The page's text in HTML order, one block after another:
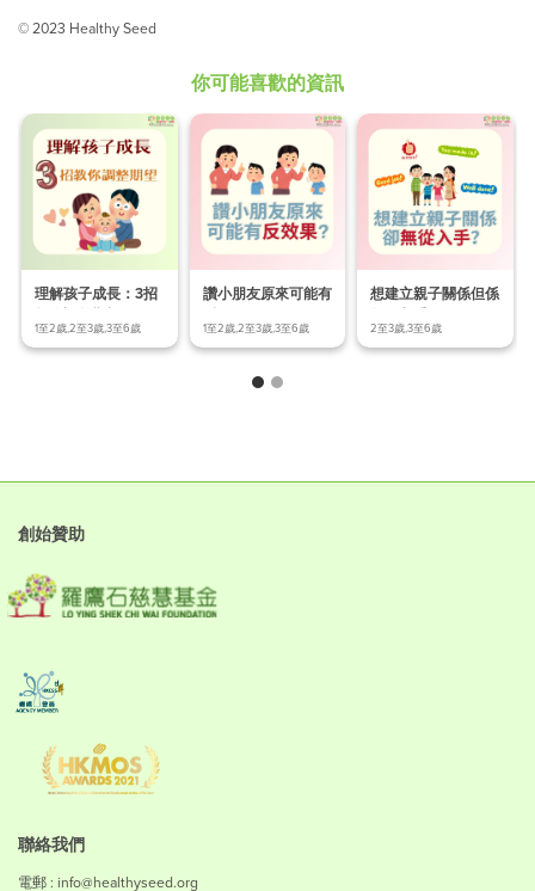
© 2023 Healthy Seed
你可能喜歡的資訊
理解孩子成長：3招
教你調整期望!
1至2歲,2至3歲,3至6歲
讚小朋友原來可能有
反效果？
1至2歲,2至3歲,3至6歲
想建立親子關係但係
無從入手？
2至3歲,3至6歲
創始贊助
聯絡我們
電郵 : info@healthyseed.org